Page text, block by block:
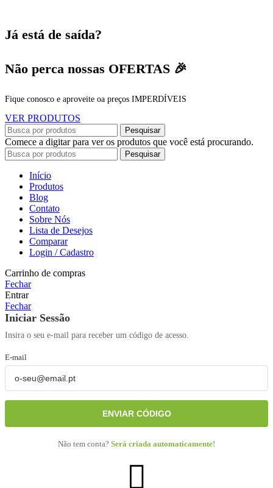
Já está de saída?
Não perca nossas OFERTAS 🎉
Fique conosco e aproveite oa preços IMPERDÍVEIS
VER PRODUTOS
Pesquisar
Comece a digitar para ver os produtos que você está procurando.
Pesquisar
Início
Produtos
Blog
Contato
Sobre Nós
Lista de Desejos
Comparar
Login / Cadastro
Carrinho de compras
Fechar
Entrar
Fechar
Iniciar Sessão
Insira o seu e-mail para receber um código de acesso.
E-mail
ENVIAR CÓDIGO
Não tem conta? Será criada automaticamente!